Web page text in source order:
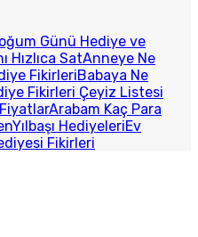
Günü Hediye ve
Hızlıca SatAnneye Ne
FikirleriBabaya Ne
Fikirleri Çeyiz Listesi
Arabam Kaç Para
Yılbaşı HediyeleriEv
Fikirleri